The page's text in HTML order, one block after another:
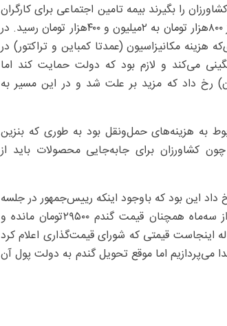
را بگیرند بیمه تامین اجتماعی برای کارگران
بخش کشاورزی سه‌برابر شده است به این معنا که سهم کارفرما از بیمه از ۸۰۰‌هزار تومان به ۲میلیون و ۴۰۰هزار تومان رسید. در
مکانیزاسیون (عمدتا کمباین و تراکتور) در
سنگینی می‌کند و لازم بود که دولت حمایت کند اما
اتفاق پیش‌بینی نشده (جنگ ۱۲روزه و رمضان) رخ داد که مزید بر علت شد و در این مسیر به
به هزینه‌های حمل‌ونقل بود به طوری که بنزین
داشت چون کشاورزان برای جابه‌جایی محصولات باید از
این بود که باوجود اینکه رییس‌جمهور در جلسه
کشاورزان برتر اعلام کرد قیمت گندم ۴۲‌هزار تومان باید باشد اما پس از سه‌ماه همچنان قیمت گندم ۲۹۵۰۰تومان مانده و
اینجاست قیمتی که شورای قیمت‌گذاری اعلام کرد
می‌پردازیم اما موقع تحویل گندم به دولت پول آن